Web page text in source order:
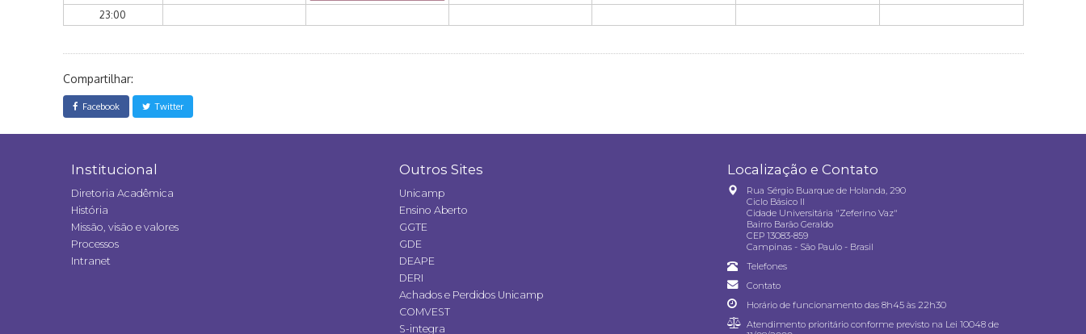
23:00
Compartilhar:
Facebook Twitter
Institucional
Diretoria Acadêmica
História
Missão, visão e valores
Processos
Intranet
Outros Sites
Unicamp
Ensino Aberto
GGTE
GDE
DEAPE
DERI
Achados e Perdidos Unicamp
COMVEST
S-integra
Localização e Contato
Rua Sérgio Buarque de Holanda, 290
Ciclo Básico II
Cidade Universitária "Zeferino Vaz"
Bairro Barão Geraldo
CEP 13083-859
Campinas - São Paulo - Brasil
Telefones
Contato
Horário de funcionamento das 8h45 às 22h30
Atendimento prioritário conforme previsto na Lei 10048 de